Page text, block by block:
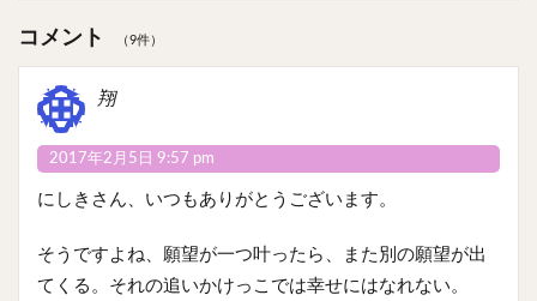
コメント （9件）
翔
2017年2月5日 9:57 pm
にしきさん、いつもありがとうございます。
そうですよね、願望が一つ叶ったら、また別の願望が出
てくる。それの追いかけっこでは幸せにはなれない。